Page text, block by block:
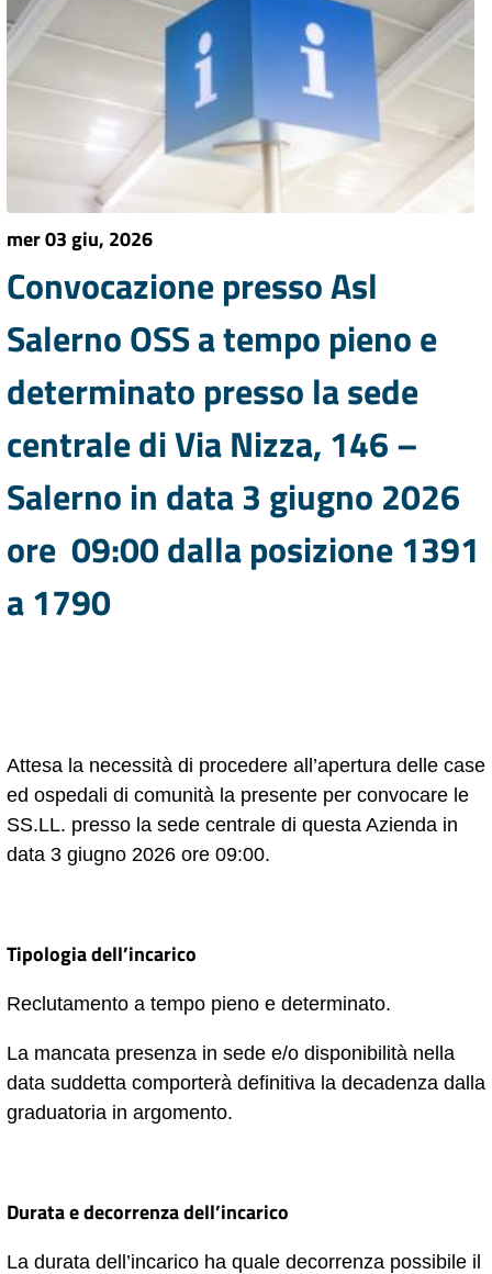
mer 03 giu, 2026
Convocazione presso Asl
Salerno OSS a tempo pieno e
determinato presso la sede
centrale di Via Nizza, 146 –
Salerno in data 3 giugno 2026
ore 09:00 dalla posizione 1391
a 1790
Attesa la necessità di procedere all’apertura delle case
ed ospedali di comunità la presente per convocare le
SS.LL. presso la sede centrale di questa Azienda in
data 3 giugno 2026 ore 09:00.
Tipologia dell’incarico
Reclutamento a tempo pieno e determinato.
La mancata presenza in sede e/o disponibilità nella
data suddetta comporterà definitiva la decadenza dalla
graduatoria in argomento.
Durata e decorrenza dell’incarico
La durata dell’incarico ha quale decorrenza possibile il